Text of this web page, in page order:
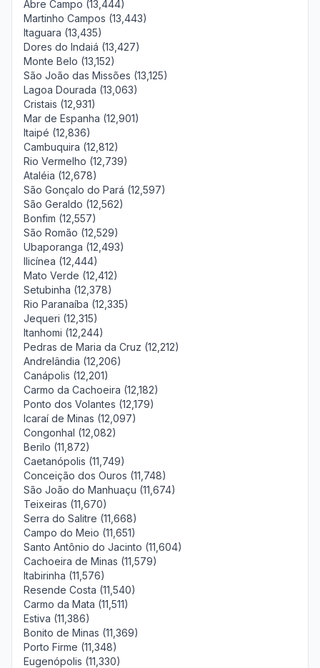
Abre Campo (13,444)
Martinho Campos (13,443)
Itaguara (13,435)
Dores do Indaiá (13,427)
Monte Belo (13,152)
São João das Missões (13,125)
Lagoa Dourada (13,063)
Cristais (12,931)
Mar de Espanha (12,901)
Itaipé (12,836)
Cambuquira (12,812)
Rio Vermelho (12,739)
Ataléia (12,678)
São Gonçalo do Pará (12,597)
São Geraldo (12,562)
Bonfim (12,557)
São Romão (12,529)
Ubaporanga (12,493)
Ilicínea (12,444)
Mato Verde (12,412)
Setubinha (12,378)
Rio Paranaíba (12,335)
Jequeri (12,315)
Itanhomi (12,244)
Pedras de Maria da Cruz (12,212)
Andrelândia (12,206)
Canápolis (12,201)
Carmo da Cachoeira (12,182)
Ponto dos Volantes (12,179)
Icaraí de Minas (12,097)
Congonhal (12,082)
Berilo (11,872)
Caetanópolis (11,749)
Conceição dos Ouros (11,748)
São João do Manhuaçu (11,674)
Teixeiras (11,670)
Serra do Salitre (11,668)
Campo do Meio (11,651)
Santo Antônio do Jacinto (11,604)
Cachoeira de Minas (11,579)
Itabirinha (11,576)
Resende Costa (11,540)
Carmo da Mata (11,511)
Estiva (11,386)
Bonito de Minas (11,369)
Porto Firme (11,348)
Eugenópolis (11,330)